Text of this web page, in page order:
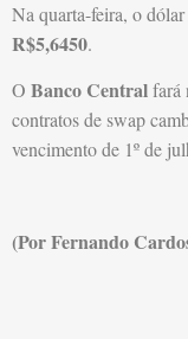
Na quarta-feira, o
R$5,6450.
O Banco Centralfará
contratos de swap
vencimento de 1º de
(Por Fernando